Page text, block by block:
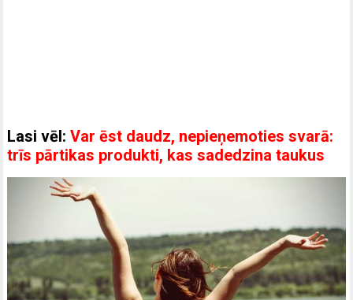
Lasi vēl:Var ēst daudz, nepieņemoties svarā:
trīs pārtikas produkti, kas sadedzina taukus